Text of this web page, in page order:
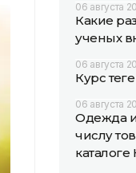
06 августа
Какие
ученых
06 августа
Курс
06 августа
Одежда
числу
каталоге